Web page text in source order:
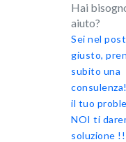
Hai
aiuto?
Sei nel
giusto,
subito una
il tuo
NOI ti
soluzione !!